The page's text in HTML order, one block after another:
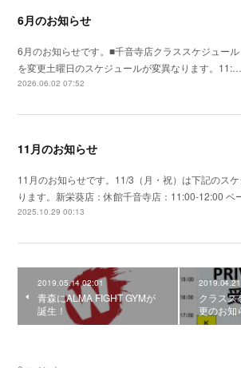
6月のお知らせ
6月のお知らせです。■千音寺店クラススケジュール
を変更土曜日のスケジュールが変異なります。11:…
2026.06.02 07:52
11月のお知らせ
11月のお知らせです。11/3（月・祝）は下記のス
ります。新栄葵店：休館千音寺店：11:00-12:00
2025.10.29 00:13
2019.05.14 02:01
青森にALMA FIGHT GYMが
誕生！
クラスス
更のお知